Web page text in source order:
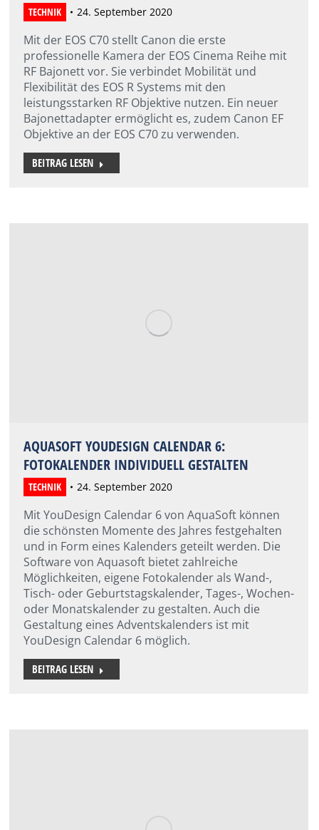
TECHNIK 24. September 2020
Mit der EOS C70 stellt Canon die erste
professionelle Kamera der EOS Cinema Reihe mit
RF Bajonett vor. Sie verbindet Mobilität und
Flexibilität des EOS R Systems mit den
leistungsstarken RF Objektive nutzen. Ein neuer
Bajonettadapter ermöglicht es, zudem Canon EF
Objektive an der EOS C70 zu verwenden.
BEITRAG LESEN
AQUASOFT YOUDESIGN CALENDAR 6:
FOTOKALENDER INDIVIDUELL GESTALTEN
TECHNIK 24. September 2020
Mit YouDesign Calendar 6 von AquaSoft können
die schönsten Momente des Jahres festgehalten
und in Form eines Kalenders geteilt werden. Die
Software von Aquasoft bietet zahlreiche
Möglichkeiten, eigene Fotokalender als Wand-,
Tisch- oder Geburtstagskalender, Tages-, Wochen-
oder Monatskalender zu gestalten. Auch die
Gestaltung eines Adventskalenders ist mit
YouDesign Calendar 6 möglich.
BEITRAG LESEN